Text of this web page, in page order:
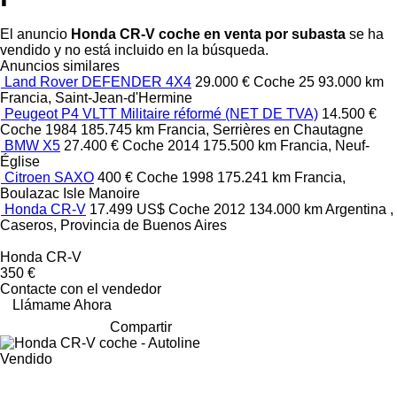
El anuncio Honda CR-V coche en venta por subasta se ha
vendido y no está incluido en la búsqueda.
Anuncios similares
Land Rover DEFENDER 4X4 29.000 € Coche 25 93.000 km
Francia, Saint-Jean-d'Hermine
Peugeot P4 VLTT Militaire réformé (NET DE TVA) 14.500 €
Coche 1984 185.745 km Francia, Serrières en Chautagne
BMW X5 27.400 € Coche 2014 175.500 km Francia, Neuf-
Église
Citroen SAXO 400 € Coche 1998 175.241 km Francia,
Boulazac Isle Manoire
Honda CR-V 17.499 US$ Coche 2012 134.000 kmArgentina ,
Caseros, Provincia de Buenos Aires
Honda CR-V
350 €
Contacte con el vendedor
Llámame Ahora
Compartir
Vendido